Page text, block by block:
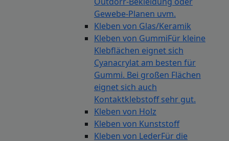
Gewebe-Planen uvm.
Kleben von Glas/Keramik
Kleben von GummiFür kleine
Klebflächen eignet sich
Cyanacrylat am besten für
Gummi. Bei großen Flächen
eignet sich auch
Kontaktklebstoff sehr gut.
Kleben von Holz
Kleben von Kunststoff
Kleben von LederFür die